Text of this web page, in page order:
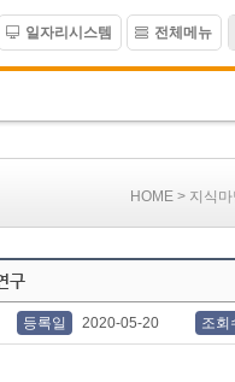
일자리시스템 전체메뉴
HOME > 지식
구
등록일 2020-05-20 조회